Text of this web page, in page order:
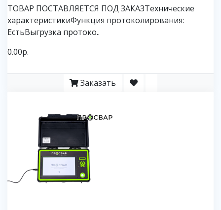
ТОВАР ПОСТАВЛЯЕТСЯ ПОД ЗАКАЗТехнические
характеристикиФункция протоколирования:
ЕстьВыгрузка протоко..
0.00р.
Заказать